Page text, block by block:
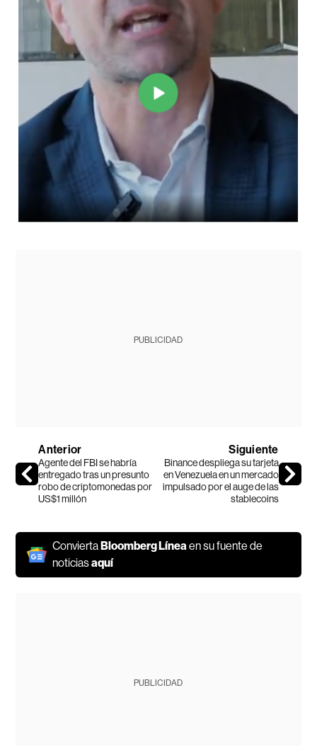
PUBLICIDAD
Anterior
Agente del FBI se habría
entregado tras un presunto
robo de criptomonedas por
US$1 millón
Siguiente
Binance despliega su tarjeta
en Venezuela en un mercado
impulsado por el auge de las
stablecoins
ConviertaBloomberg Líneaen su fuente de
noticiasaquí
PUBLICIDAD